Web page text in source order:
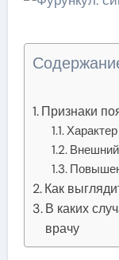
Признаки
Как
В каких
врачу